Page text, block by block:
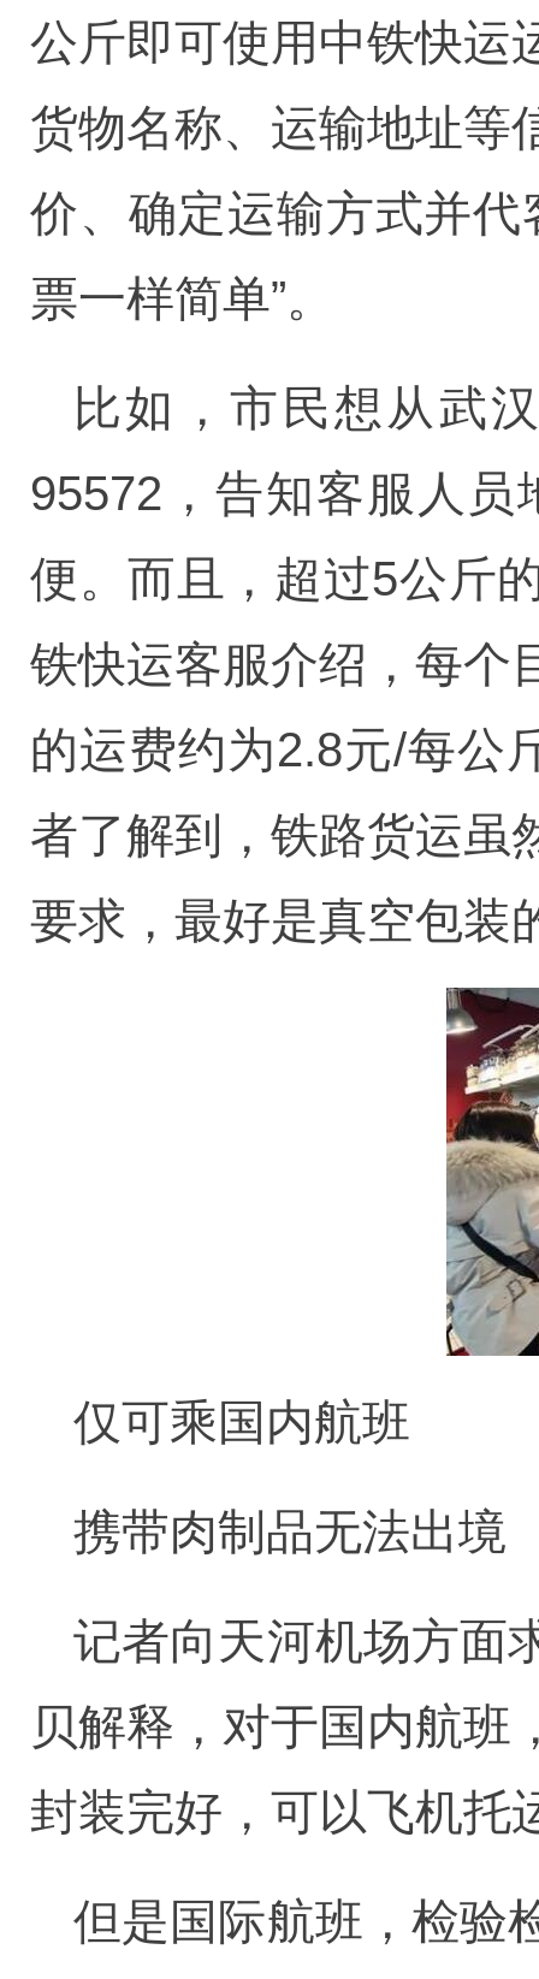
公斤即可使用中铁快运
货物名称、运输地址等
价、确定运输方式并
票一样简单”。
比如，市民想从武
95572，告知客服人
便。而且，超过5公斤
铁快运客服介绍，每个
的运费约为2.8元/每公
者了解到，铁路货运虽
要求，最好是真空包装
仅可乘国内航班
携带肉制品无法出境
记者向天河机场方面
贝解释，对于国内航班
封装完好，可以飞机托
但是国际航班，检验